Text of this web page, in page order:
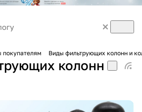
покупателям Виды фильтрующих колонн и
колонн